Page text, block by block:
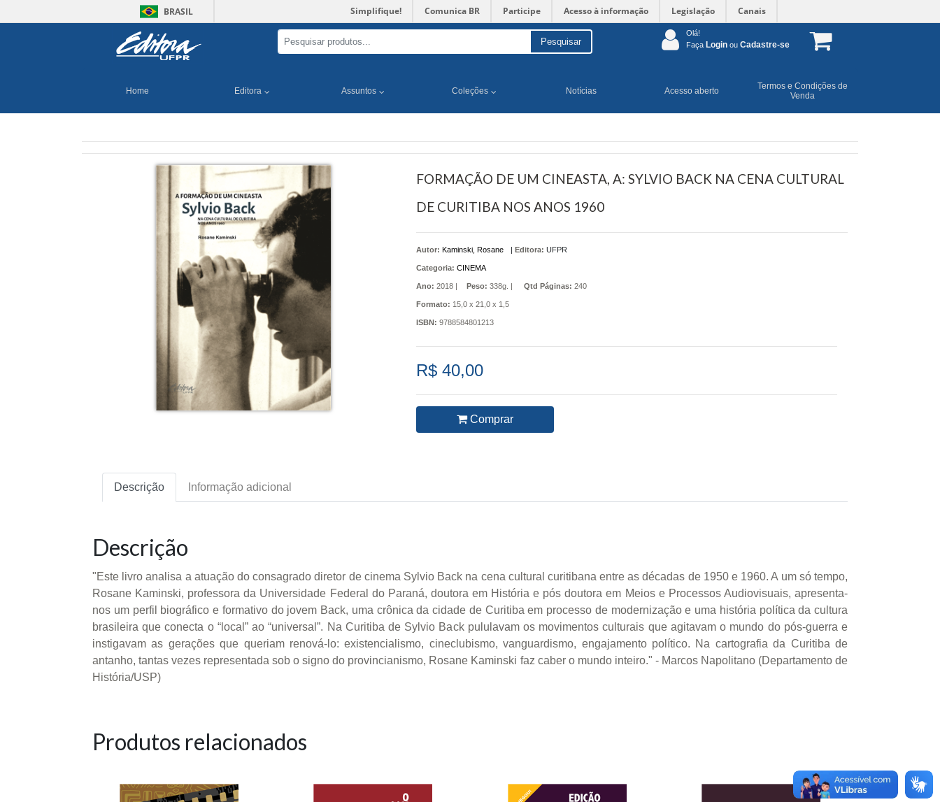
BRASIL Simplifique! Comunica BR Participe Acesso à informação Legislação Canais
Pesquisar
Olá!
Faça Login ou Cadastre-se
Home Editora Assuntos Coleções Notícias Acesso aberto
Termos e Condições de
Venda
FORMAÇÃO DE UM CINEASTA, A: SYLVIO BACK NA CENA CULTURAL
DE CURITIBA NOS ANOS 1960
Autor: Kaminski, Rosane | Editora: UFPR
Categoria: CINEMA
Ano: 2018 | Peso: 338g. | Qtd Páginas: 240
Formato: 15,0 x 21,0 x 1,5
ISBN: 9788584801213
R$ 40,00
Comprar
Descrição Informação adicional
Descrição
"Este livro analisa a atuação do consagrado diretor de cinema Sylvio Back na cena cultural curitibana entre as décadas de 1950 e 1960. A um só tempo,
Rosane Kaminski, professora da Universidade Federal do Paraná, doutora em História e pós doutora em Meios e Processos Audiovisuais, apresenta-
nos um perfil biográfico e formativo do jovem Back, uma crônica da cidade de Curitiba em processo de modernização e uma história política da cultura
brasileira que conecta o “local” ao “universal”. Na Curitiba de Sylvio Back pululavam os movimentos culturais que agitavam o mundo do pós-guerra e
instigavam as gerações que queriam renová-lo: existencialismo, cineclubismo, vanguardismo, engajamento político. Na cartografia da Curitiba de
antanho, tantas vezes representada sob o signo do provincianismo, Rosane Kaminski faz caber o mundo inteiro." - Marcos Napolitano (Departamento de
História/USP)
Produtos relacionados